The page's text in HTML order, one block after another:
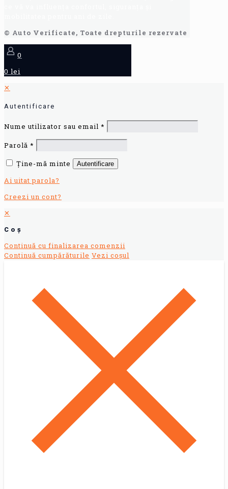
© Auto Verificate, Toate drepturile rezervate
0
0 lei
✕
Autentificare
Nume utilizator sau email *
Parolă *
Ține-mă minte
Autentificare
Ai uitat parola?
Creezi un cont?
✕
Coș
Continuă cu finalizarea comenzii
Continuă cumpărăturile Vezi coșul